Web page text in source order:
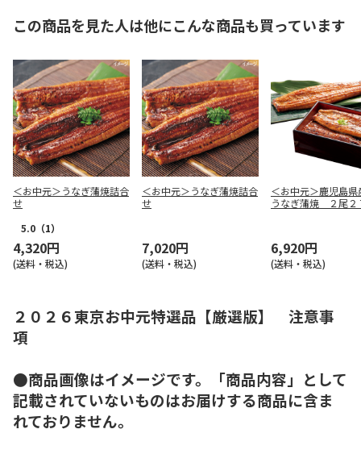
この商品を見た人は他にこんな商品も買っています
＜お中元＞うなぎ蒲焼詰合
せ
5.0 （1）
4,320円
(送料・税込)
＜お中元＞うなぎ蒲焼詰合
せ
7,020円
(送料・税込)
＜お中元＞鹿児島
うなぎ蒲焼 ２尾２
6,920円
(送料・税込)
２０２６東京お中元特選品【厳選版】 注意事
項
●商品画像はイメージです。「商品内容」として
記載されていないものはお届けする商品に含ま
れておりません。